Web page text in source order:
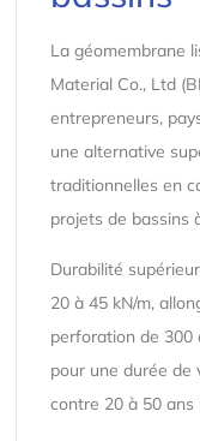
La géomembrane
Material Co., Ltd
entrepreneurs,
une alternative
traditionnelles en
projets de bassins
Durabilité
20 à 45 kN/m,
perforation de 300
pour une durée de
contre 20 à 50 ans